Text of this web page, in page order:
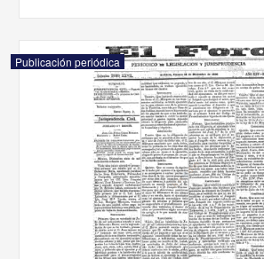
Publicación periódica